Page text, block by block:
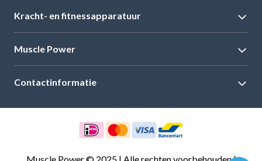
Kracht- en fitnessapparatuur
Muscle Power
Contactinformatie